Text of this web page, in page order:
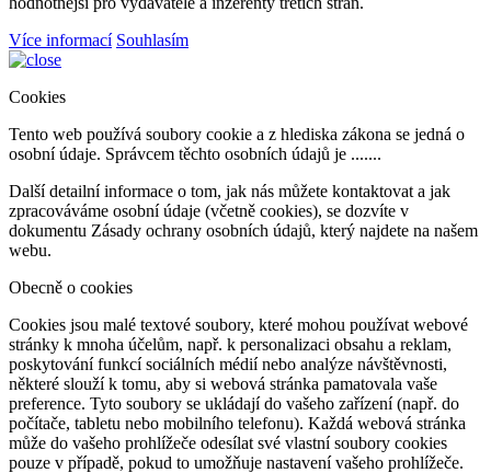
Více informací Souhlasím
Cookies
Tento web používá soubory cookie a z hlediska zákona se jedná o
osobní údaje. Správcem těchto osobních údajů je .......
Další detailní informace o tom, jak nás můžete kontaktovat a jak
zpracováváme osobní údaje (včetně cookies), se dozvíte v
dokumentu Zásady ochrany osobních údajů, který najdete na našem
webu.
Obecně o cookies
Cookies jsou malé textové soubory, které mohou používat webové
stránky k mnoha účelům, např. k personalizaci obsahu a reklam,
poskytování funkcí sociálních médií nebo analýze návštěvnosti,
některé slouží k tomu, aby si webová stránka pamatovala vaše
preference. Tyto soubory se ukládají do vašeho zařízení (např. do
počítače, tabletu nebo mobilního telefonu). Každá webová stránka
může do vašeho prohlížeče odesílat své vlastní soubory cookies
pouze v případě, pokud to umožňuje nastavení vašeho prohlížeče.